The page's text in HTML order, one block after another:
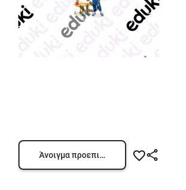
Άνοιγμα προεπισκόπησης